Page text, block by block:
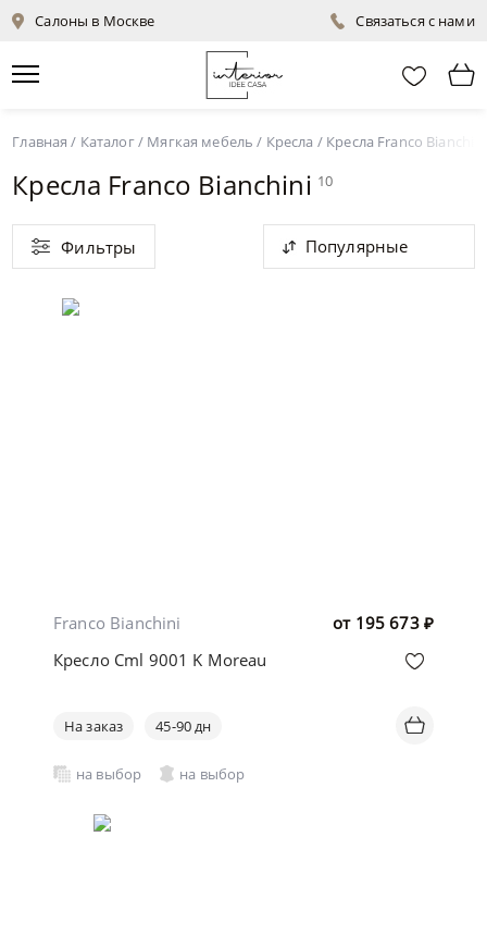
Салоны в Москве Связаться с нами
Главная / Каталог/ Мягкая мебель / Кресла / Кресла Franco Bianchini
Кресла Franco Bianchini 10
Фильтры Популярные
от 195 673 ₽
Franco Bianchini
Кресло Cml 9001 K Moreau
На заказ 45-90 дн
на выбор на выбор